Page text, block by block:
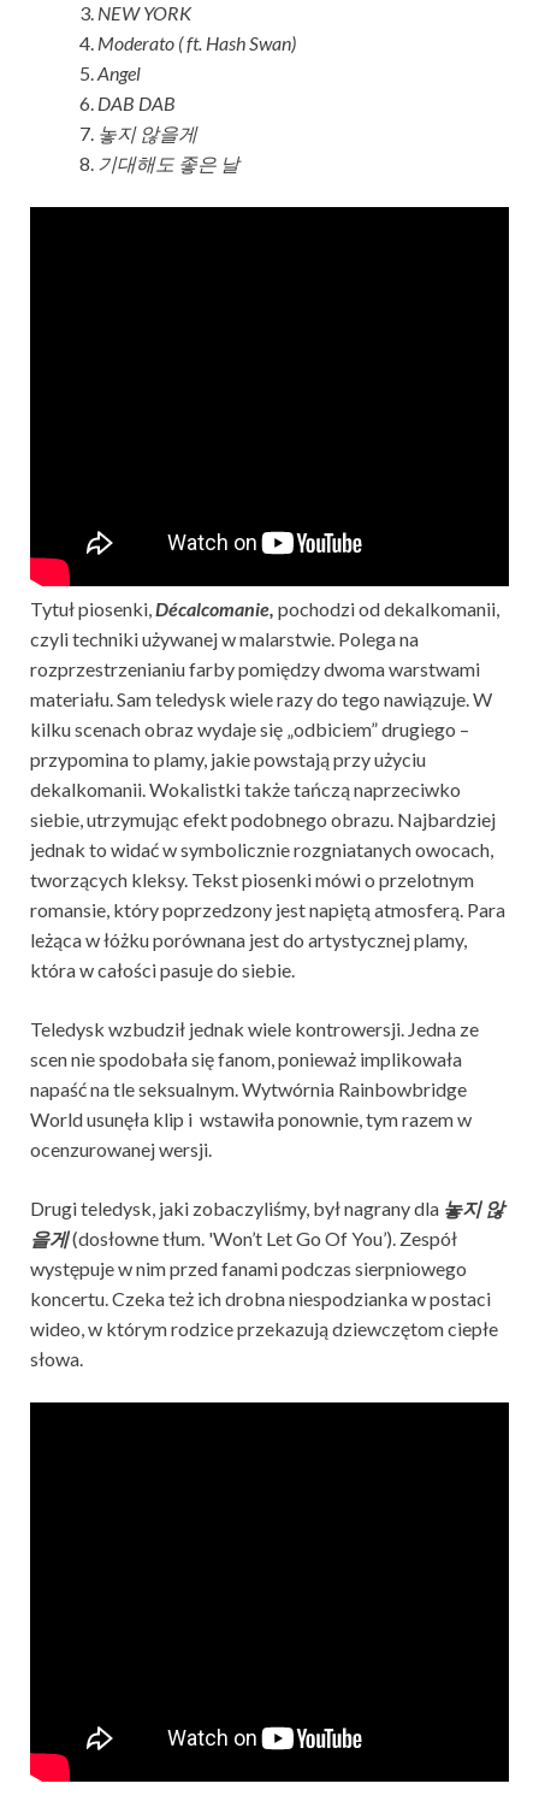
NEW YORK
Moderato ( ft. Hash Swan)
Angel
DAB DAB
놓지 않을게
기대해도 좋은 날
Tytuł piosenki,Décalcomanie, pochodzi od dekalkomanii,
czyli techniki używanej w malarstwie. Polega na
rozprzestrzenianiu farby pomiędzy dwoma warstwami
materiału. Sam teledysk wiele razy do tego nawiązuje. W
kilku scenach obraz wydaje się „odbiciem” drugiego –
przypomina to plamy, jakie powstają przy użyciu
dekalkomanii. Wokalistki także tańczą naprzeciwko
siebie, utrzymując efekt podobnego obrazu. Najbardziej
jednak to widać w symbolicznie rozgniatanych owocach,
tworzących kleksy. Tekst piosenki mówi o przelotnym
romansie, który poprzedzony jest napiętą atmosferą. Para
leżąca w łóżku porównana jest do artystycznej plamy,
która w całości pasuje do siebie.
Teledysk wzbudził jednak wiele kontrowersji. Jedna ze
scen nie spodobała się fanom, ponieważ implikowała
napaść na tle seksualnym. Wytwórnia Rainbowbridge
World usunęła klip i wstawiła ponownie, tym razem w
ocenzurowanej wersji.
Drugi teledysk, jaki zobaczyliśmy, był nagrany dla 놓지 않
을게(dosłowne tłum. 'Won’t Let Go Of You’). Zespół
występuje w nim przed fanami podczas sierpniowego
koncertu. Czeka też ich drobna niespodzianka w postaci
wideo, w którym rodzice przekazują dziewczętom ciepłe
słowa.